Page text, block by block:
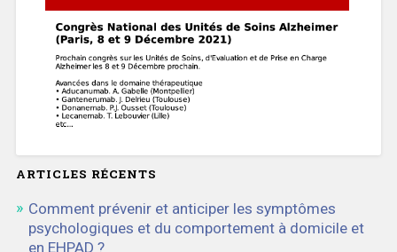
ARTICLES RÉCENTS
Comment prévenir et anticiper les symptômes
psychologiques et du comportement à domicile et
en EHPAD ?